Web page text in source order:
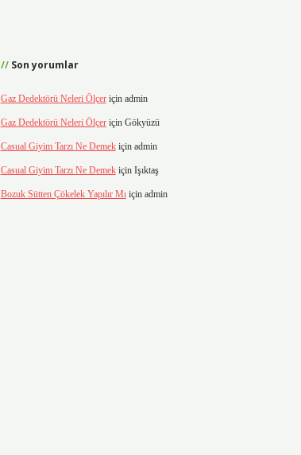
Son yorumlar
Gaz Dedektörü Neleri Ölçeriçin admin
Gaz Dedektörü Neleri Ölçeriçin Gökyüzü
Casual Giyim Tarzı Ne Demekiçin admin
Casual Giyim Tarzı Ne Demekiçin Işıktaş
Bozuk Sütten Çökelek Yapılır Mıiçin admin